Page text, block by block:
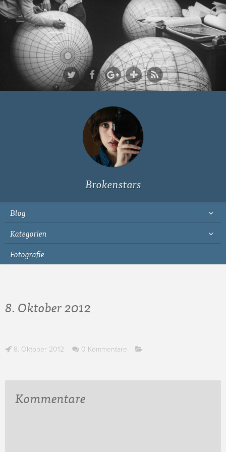
Ich bin Fyn,
23, und
wohne in
Köln
Brokenstars
Blog
Kategorien
Fotografie
8. Oktober 2012
8. Oktober 2012 0 Kommentare
Kommentare